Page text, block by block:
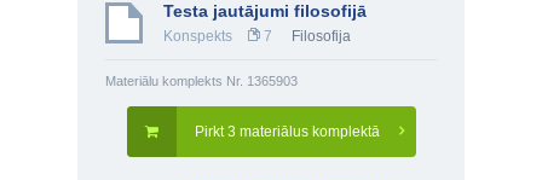
Testa jautājumi filosofijā
Konspekts 7 Filosofija
Materiālu komplekts Nr. 1365903
Pirkt 3 materiālus komplektā